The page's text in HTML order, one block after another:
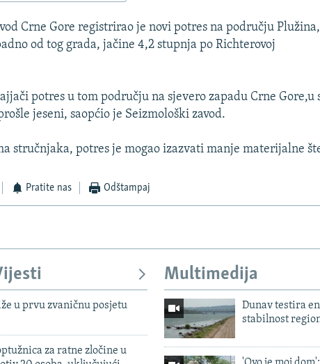
Crne Gore registrirao je novi potres na području
od tog grada, jačine 4,2 stupnja po Richterovoj
potres u tom području na sjevero zapadu Crne Gore,u
jeseni, saopćio je Seizmološki zavod.
stručnjaka, potres je mogao izazvati manje materijalne
Pratite nas Odštampaj
u prvu zvaničnu posjetu
za ratne zločine u
Multimedija
Dunav testira
stabilnost